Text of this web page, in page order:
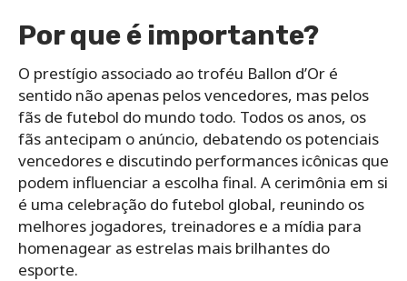
Por que é importante?
O prestígio associado ao troféu Ballon d’Or é
sentido não apenas pelos vencedores, mas pelos
fãs de futebol do mundo todo. Todos os anos, os
fãs antecipam o anúncio, debatendo os potenciais
vencedores e discutindo performances icônicas que
podem influenciar a escolha final. A cerimônia em si
é uma celebração do futebol global, reunindo os
melhores jogadores, treinadores e a mídia para
homenagear as estrelas mais brilhantes do
esporte.